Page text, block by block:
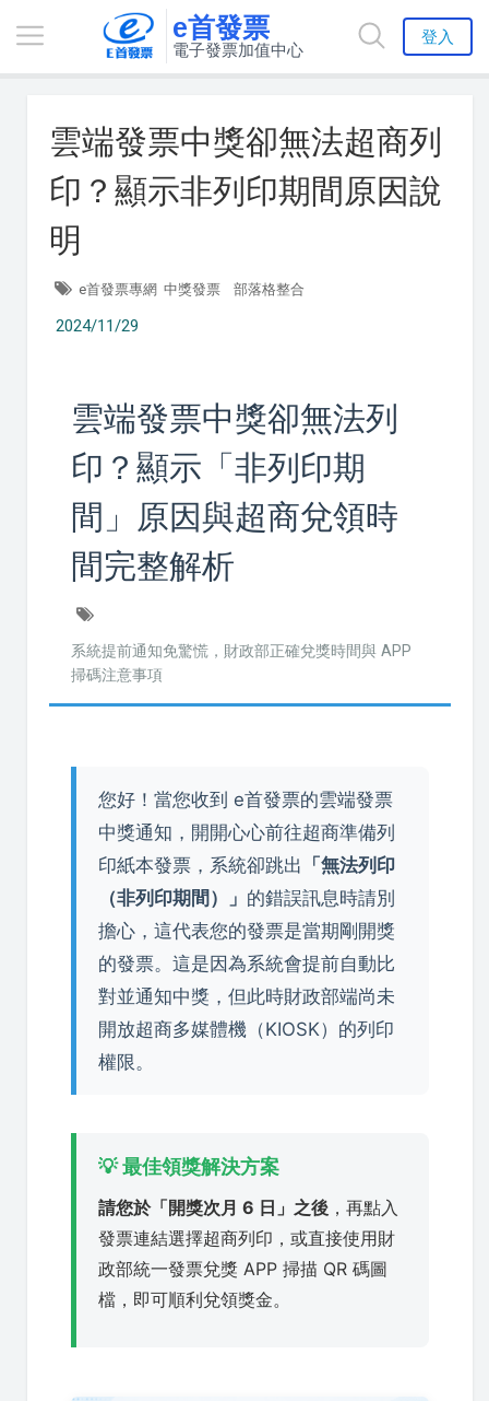
e首發票
電子發票加值中心
登入
雲端發票中獎卻無法超商列
印？顯示非列印期間原因說
明
e首發票專網 中獎發票 部落格整合
2024/11/29
雲端發票中獎卻無法列
印？顯示「非列印期
間」原因與超商兌領時
間完整解析
系統提前通知免驚慌，財政部正確兌獎時間與 APP
掃碼注意事項
您好！當您收到 e首發票的雲端發票
中獎通知，開開心心前往超商準備列
印紙本發票，系統卻跳出 「無法列印
（非列印期間）」 的錯誤訊息時請別
擔心，這代表您的發票是當期剛開獎
的發票。這是因為系統會提前自動比
對並通知中獎，但此時財政部端尚未
開放超商多媒體機（KIOSK）的列印
權限。
💡 最佳領獎解決方案
請您於「開獎次月 6 日」之後 ，再點入
發票連結選擇超商列印，或直接使用財
政部統一發票兌獎 APP 掃描 QR 碼圖
檔，即可順利兌領獎金。